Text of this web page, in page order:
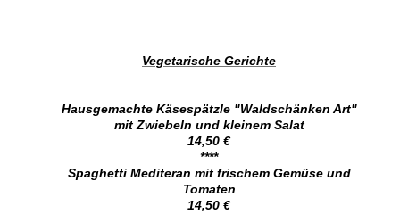
Vegetarische Gerichte
Hausgemachte Käsespätzle "Waldschänken Art"
mit Zwiebeln und kleinem Salat
14,50 €
****
Spaghetti Mediteran mit frischem Gemüse und
Tomaten
14,50 €